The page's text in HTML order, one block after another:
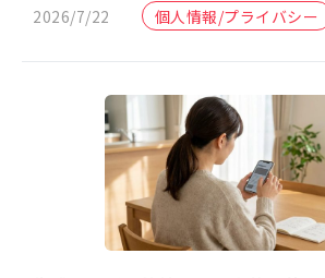
2026/7/22 個人情報/プライバシー